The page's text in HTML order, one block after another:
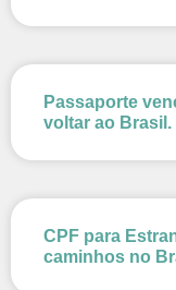
Passaporte
voltar ao Brasil.
CPF para
caminhos no